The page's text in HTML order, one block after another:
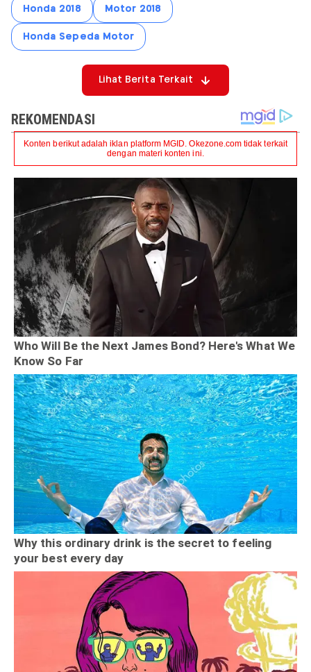
Honda 2018 Motor 2018
Honda Sepeda Motor
Lihat Berita Terkait